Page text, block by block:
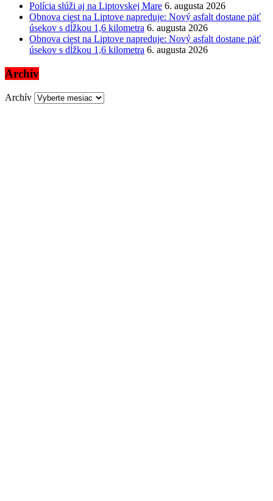
Polícia slúži aj na Liptovskej Mare 6. augusta 2026
Obnova ciest na Liptove napreduje: Nový asfalt dostane päť
úsekov s dĺžkou 1,6 kilometra 6. augusta 2026
Obnova ciest na Liptove napreduje: Nový asfalt dostane päť
úsekov s dĺžkou 1,6 kilometra 6. augusta 2026
Archív
Archív